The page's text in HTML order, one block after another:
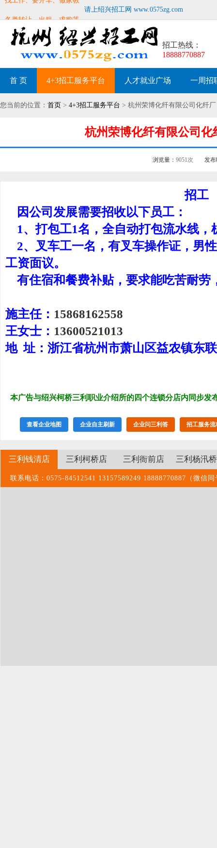
请上绍兴招工网 www.0575zg.com
招工热线：
18888770887
首 页 4+3招工服务平台 人才就业广场 一周招
您当前的位置： 首页 > 4+3招工服务平台 > 杭州荣博化纤有限公司化纤
杭州荣博化纤有限公司
浏览量： 9051次 发
招工
因公司发展需要招收以下员工：
1、打包工1名，全自动打包流水线，
2、叉车工一名，有叉车操作证，男
工资面议。
有住宿和餐费补贴，要求能吃苦耐劳
施主任： 15868162558
王女士： 13600521013
地 址：浙江省杭州市萧山区益农镇东
本广告与绍兴柯桥三利职业介绍所的四个连锁分店内同步发
查看企业地图 企业自主刷新 企业问三利答 招工服务流
三利钱清店 三利柯桥店 三利衙前店 三利杨汛
联系电话：0575-84512541 13157589249 18888770887（微信